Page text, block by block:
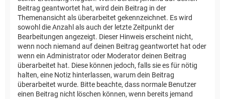
Beitrag geantwortet hat, wird dein Beitrag in der
Themenansicht als überarbeitet gekennzeichnet. Es wird
sowohl die Anzahl als auch der letzte Zeitpunkt der
Bearbeitungen angezeigt. Dieser Hinweis erscheint nicht,
wenn noch niemand auf deinen Beitrag geantwortet hat oder
wenn ein Administrator oder Moderator deinen Beitrag
überarbeitet hat. Diese können jedoch, falls sie es für nötig
halten, eine Notiz hinterlassen, warum dein Beitrag
überarbeitet wurde. Bitte beachte, dass normale Benutzer
einen Beitrag nicht löschen können, wenn bereits jemand